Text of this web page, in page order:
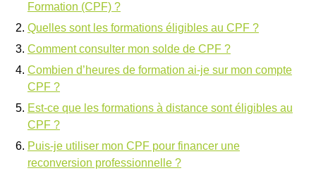
Formation (CPF) ?
Quelles sont les formations éligibles au CPF ?
Comment consulter mon solde de CPF ?
Combien d’heures de formation ai-je sur mon compte
CPF ?
Est-ce que les formations à distance sont éligibles au
CPF ?
Puis-je utiliser mon CPF pour financer une
reconversion professionnelle ?